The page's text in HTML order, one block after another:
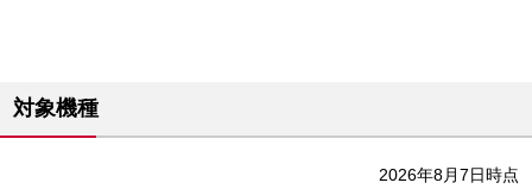
対象機種
2026年8月7日時点